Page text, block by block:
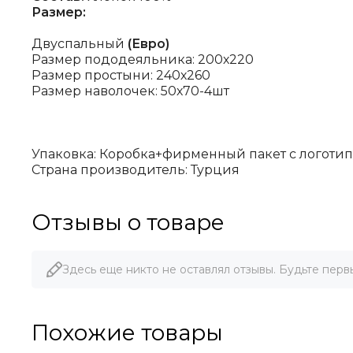
Размер:
Двуспальный (Евро)
Размер пододеяльника: 200х220
Размер простыни: 240х260
Размер наволочек: 50х70-4шт
Упаковка: Коробка+фирменный пакет с
Страна производитель: Турция
Отзывы о товаре
Здесь еще никто не оставлял отзывы. Будьте
Похожие товары